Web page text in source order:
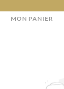
MON PANIER